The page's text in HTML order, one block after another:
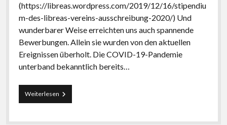
(https://libreas.wordpress.com/2019/12/16/stipendiu
m-des-libreas-vereins-ausschreibung-2020/) Und
wunderbarer Weise erreichten uns auch spannende
Bewerbungen. Allein sie wurden von den aktuellen
Ereignissen überholt. Die COVID-19-Pandemie
unterband bekanntlich bereits…
WeiterlesenStipendium
des
Vereins